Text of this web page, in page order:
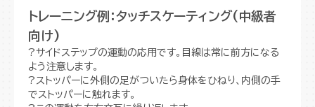
トレーニング例：タッチスケーティング(中級者
向け)
?サイドステップの運動の応用です。目線は常に前方になる
よう注意します。
?ストッパーに外側の足がついたら身体をひねり、内側の手
でストッパーに触れます。